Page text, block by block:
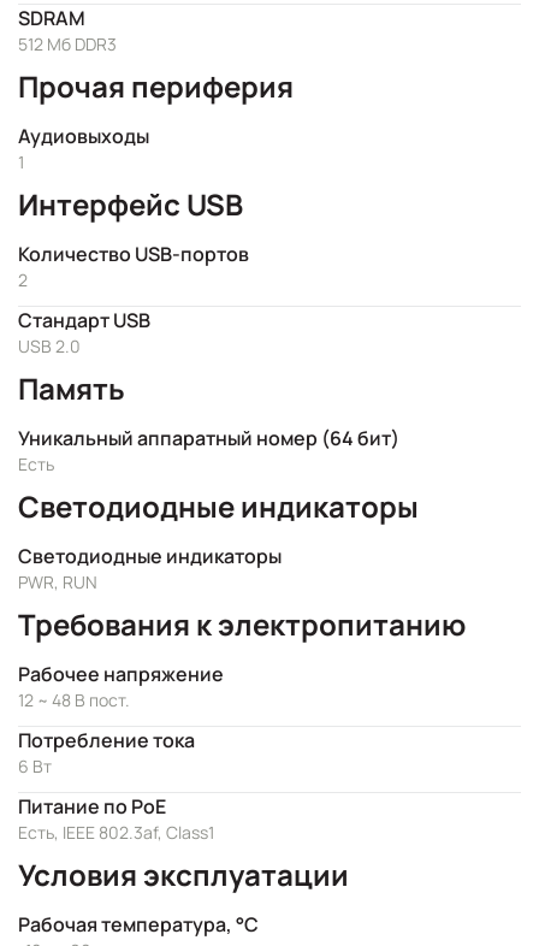
SDRAM
512 Мб DDR3
Прочая периферия
Аудиовыходы
1
Интерфейс USB
Количество USB-портов
2
Стандарт USB
USB 2.0
Память
Уникальный аппаратный номер (64 бит)
Есть
Светодиодные индикаторы
Светодиодные индикаторы
PWR, RUN
Требования к электропитанию
Рабочее напряжение
12 ~ 48 В пост.
Потребление тока
6 Вт
Питание по PoE
Есть, IEEE 802.3af, Class1
Условия эксплуатации
Рабочая температура, °C